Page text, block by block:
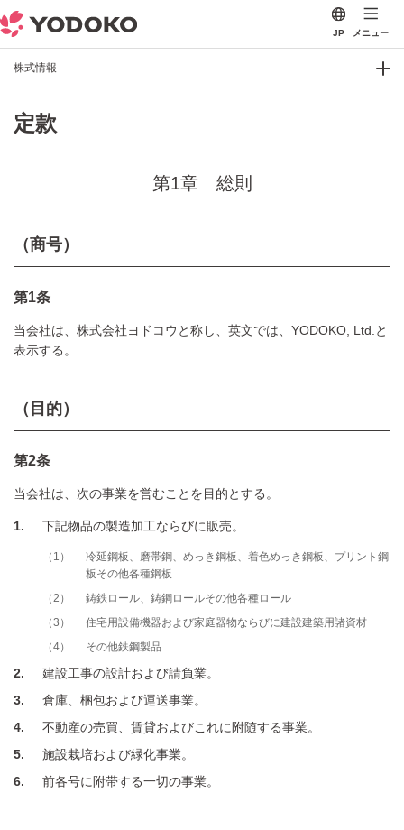
JP メニュー
株式情報
定款
第1章 総則
（商号）
第1条
当会社は、株式会社ヨドコウと称し、英文では、YODOKO, Ltd.と
表示する。
（目的）
第2条
当会社は、次の事業を営むことを目的とする。
1 下記物品の製造加工ならびに販売。
1
冷延鋼板、磨帯鋼、めっき鋼板、着色めっき鋼板、プリント鋼
板その他各種鋼板
2
鋳鉄ロール、鋳鋼ロールその他各種ロール
3
住宅用設備機器および家庭器物ならびに建設建築用諸資材
4
その他鉄鋼製品
2
建設工事の設計および請負業。
3
倉庫、梱包および運送事業。
4
不動産の売買、賃貸およびこれに附随する事業。
5
施設栽培および緑化事業。
6
前各号に附帯する一切の事業。